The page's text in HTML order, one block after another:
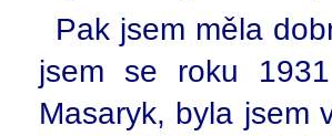
Pak jsem měla
jsem se roku
Masaryk, byla jsem